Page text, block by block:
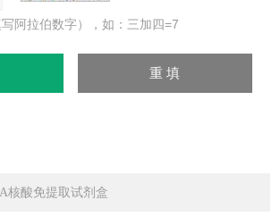
阿拉伯数字），如：三加四=7
核酸免提取试剂盒